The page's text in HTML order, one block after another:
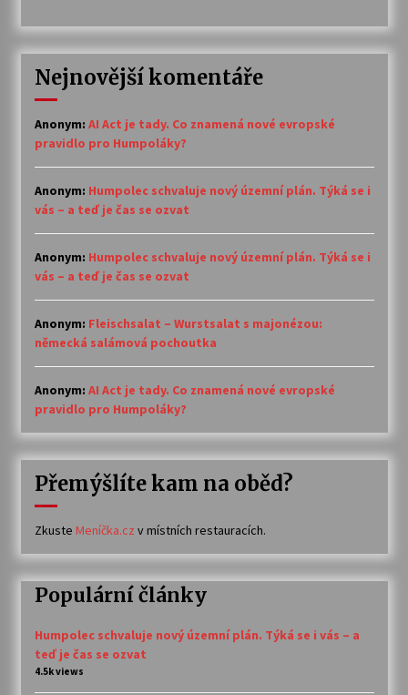
Nejnovější komentáře
Anonym: AI Act je tady. Co znamená nové evropské
pravidlo pro Humpoláky?
Anonym: Humpolec schvaluje nový územní plán. Týká se i
vás – a teď je čas se ozvat
Anonym: Humpolec schvaluje nový územní plán. Týká se i
vás – a teď je čas se ozvat
Anonym: Fleischsalat – Wurstsalat s majonézou:
německá salámová pochoutka
Anonym: AI Act je tady. Co znamená nové evropské
pravidlo pro Humpoláky?
Přemýšlíte kam na oběd?
Zkuste Meníčka.cz v místních restauracích.
Populární články
Humpolec schvaluje nový územní plán. Týká se i vás – a
teď je čas se ozvat
4.5k views